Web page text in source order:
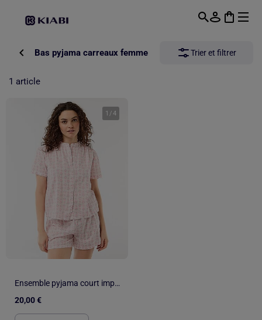
Bas pyjama carreaux femme Trier et filtrer
1 article
1 /4
Ensemble pyjama court imprimé - 2 pièces
20,00 €